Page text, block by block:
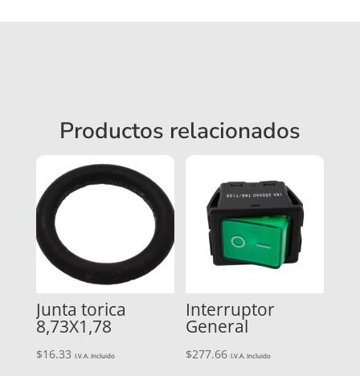
Productos relacionados
Junta torica
8,73X1,78
$16.33 I.V.A. Incluido
Interruptor
General
$277.66 I.V.A. Incluido